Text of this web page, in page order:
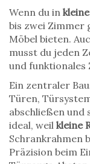
Wenn du in
bis zwei Zimmer
Möbel bieten.
musst du jeden
und funktionales
Ein zentraler
Türen,
abschließen und
ideal, weil kleine
Schrankrahmen
Präzision beim